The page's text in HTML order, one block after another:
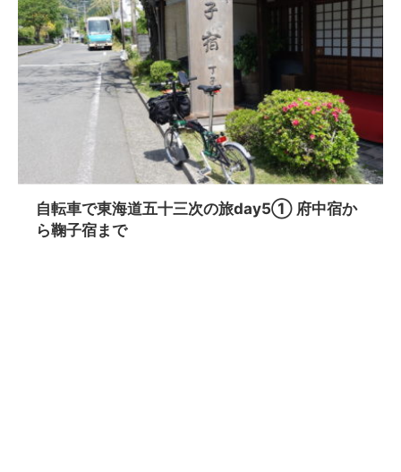
自転車で東海道五十三次の旅day5① 府中宿か
ら鞠子宿まで